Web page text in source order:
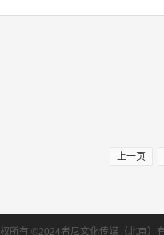
上一页
所有 ©2024者尼文化传媒（北京）